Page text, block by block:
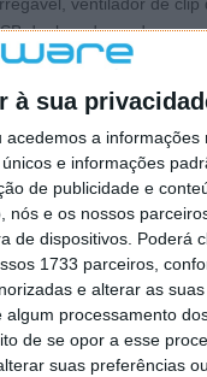
à sua
acedemos a
e informações
de publicidade e
nós e os nossos
de dispositivos. Poderá
1733 parceiros,
e alterar as
algum processamento
de se opor a esse
suas preferências
dupla, adequado para
sem fios, controlo por
3 caudais de